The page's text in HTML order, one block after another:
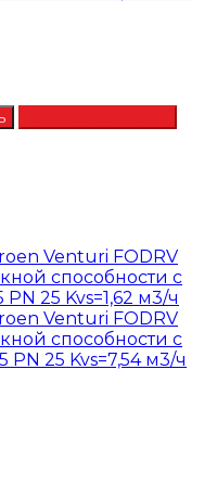
Venturi FODRV
способности с
25 Kvs=1,62 м3/ч
Venturi FODRV
способности с
25 Kvs=7,54 м3/ч